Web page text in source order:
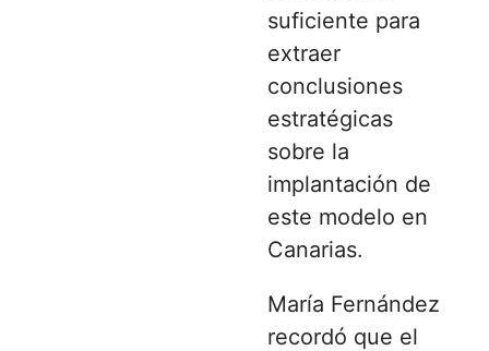
suficiente para
extraer
conclusiones
estratégicas
sobre la
implantación de
este modelo en
Canarias.
María Fernández
recordó que el